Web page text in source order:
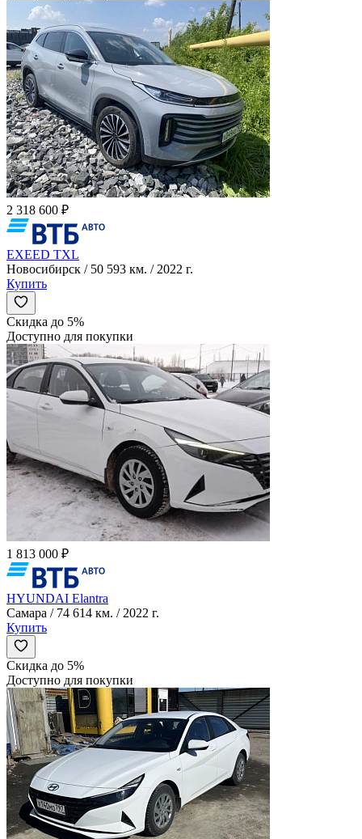
2 318 600 ₽
EXEED TXL
Новосибирск / 50 593 км. / 2022 г.
Купить
Скидка до 5%
Доступно для покупки
1 813 000 ₽
HYUNDAI Elantra
Самара / 74 614 км. / 2022 г.
Купить
Скидка до 5%
Доступно для покупки